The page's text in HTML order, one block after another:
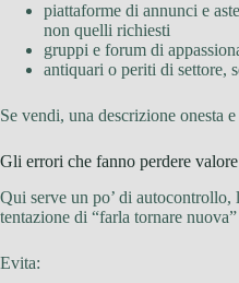
piattaforme di annunci e
non quelli richiesti
gruppi e forum di
antiquari o periti di settore,
Se vendi, una descrizione onesta
Gli errori che fanno perdere valore
Qui serve un po’ di autocontrollo,
tentazione di “farla tornare
Evita: